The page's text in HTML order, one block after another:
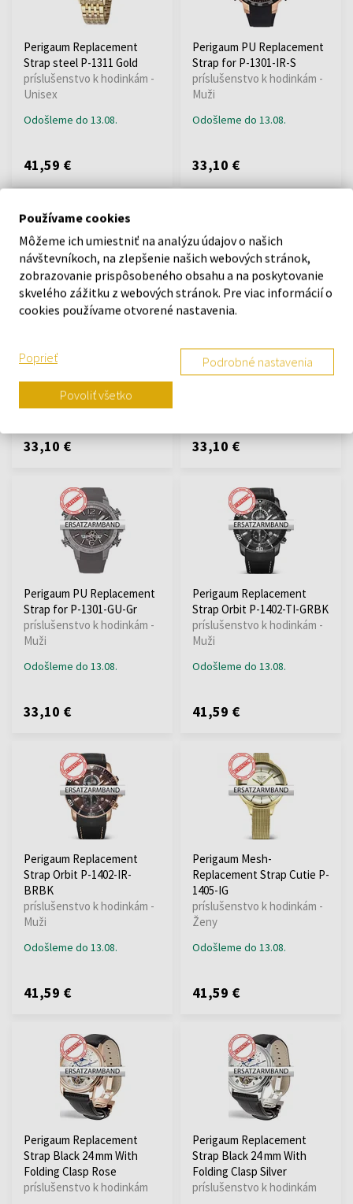
Perigaum Replacement
Strap steel P-1311 Gold
príslušenstvo k hodinkám -
Unisex
Odošleme do 13.08.
41,59 €
Perigaum PU Replacement
Strap for P-1301-IR-S
príslušenstvo k hodinkám -
Muži
Odošleme do 13.08.
33,10 €
Perigaum PU Replacement
príslušenstvo k hodinkám -
Odošleme do 13.08.
33,10 €
Perigaum PU Replacement
Muži
33,10 €
Perigaum PU Replacement
Strap for P-1301-GU-Gr
príslušenstvo k hodinkám -
Muži
Odošleme do 13.08.
33,10 €
Perigaum Replacement
Strap Orbit P-1402-TI-GRBK
príslušenstvo k hodinkám -
Muži
Odošleme do 13.08.
41,59 €
Perigaum Replacement
Strap Orbit P-1402-IR-
BRBK
príslušenstvo k hodinkám -
Muži
Odošleme do 13.08.
41,59 €
Perigaum Mesh-
Replacement Strap Cutie P-
1405-IG
príslušenstvo k hodinkám -
Ženy
Odošleme do 13.08.
41,59 €
Perigaum Replacement
Strap Black 24 mm With
Folding Clasp Rose
príslušenstvo k hodinkám
Perigaum Replacement
Strap Black 24 mm With
Folding Clasp Silver
príslušenstvo k hodinkám
Používame cookies
Môžeme ich umiestniť na analýzu údajov o našich
návštevníkoch, na zlepšenie našich webových stránok,
zobrazovanie prispôsobeného obsahu a na poskytovanie
skvelého zážitku z webových stránok. Pre viac informácií o
cookies používame otvorené nastavenia.
Poprieť Podrobné nastavenia
Povoliť všetko